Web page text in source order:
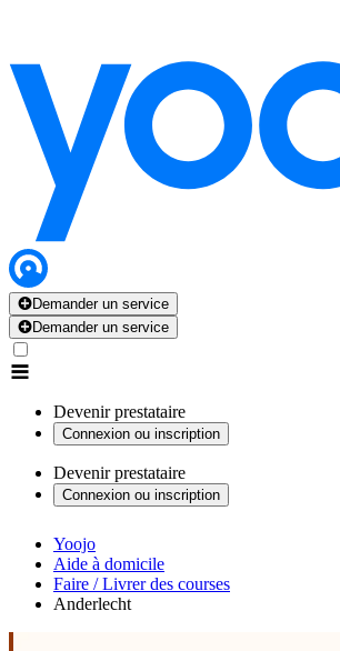
Demander un service
Demander un service
Devenir prestataire
Connexion ou inscription
Devenir prestataire
Connexion ou inscription
Yoojo
Aide à domicile
Faire / Livrer des courses
Anderlecht